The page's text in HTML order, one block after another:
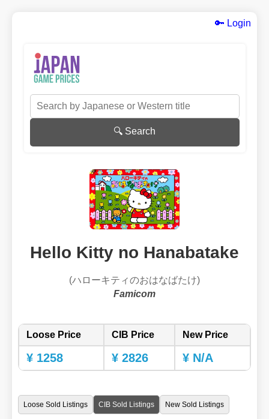
🔑 Login
🔍 Search
Hello Kitty no Hanabatake
(ハローキティのおはなばたけ)
Famicom
Loose Price CIB Price New Price
¥ 1258 ¥ 2826 ¥ N/A
Loose Sold Listings CIB Sold Listings New Sold Listings